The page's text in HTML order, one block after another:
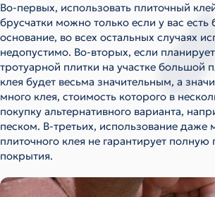
Во-первых, использовать плиточный
брусчатки можно только если у вас есть
основание, во всех остальных случаях
недопустимо. Во-вторых, если
тротуарной плитки на участке большой
клея будет весьма значительным, а
много клея, стоимость которого в
покупку альтернативного варианта,
песком. В-третьих, использование даже
плиточного клея не гарантирует
покрытия.